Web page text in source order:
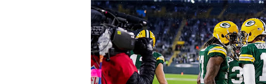
Canadian Football League 2026 -
EFA y AFLE 2026 - Regular season
Grandes éxitos por fin para